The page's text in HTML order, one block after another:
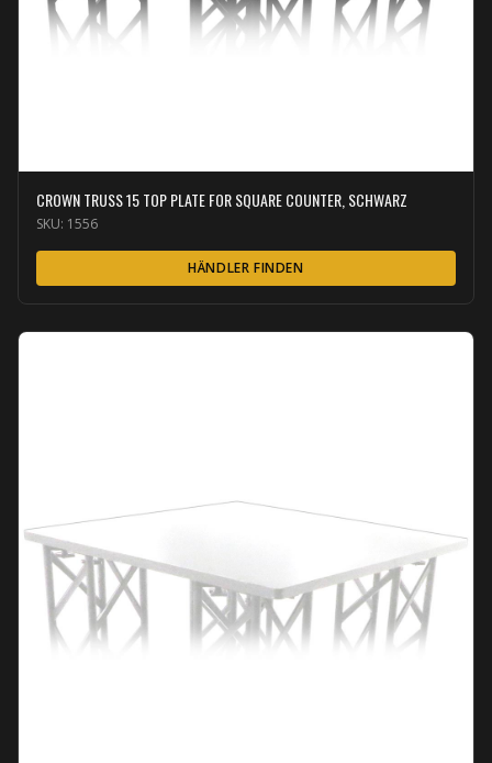
CROWN TRUSS 15 TOP PLATE FOR SQUARE COUNTER, SCHWARZ
SKU: 1556
HÄNDLER FINDEN